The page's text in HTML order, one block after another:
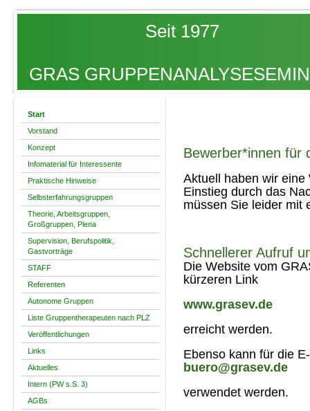
Seit 1977
GRAS
Start
Vorstand
Konzept
Infomaterial für Interessente
Praktische Hinweise
Selbsterfahrungsgruppen
Theorie, Arbeitsgruppen,
Großgruppen, Plena
Supervision, Berufspolitik,
Gastvorträge
STAFF
Referenten
Autonome Gruppen
Liste Gruppentherapeuten nach PLZ
Veröffentlichungen
Links
Aktuelles
Intern (PW s.S. 3)
AGBs
Bewerber*innen für
Aktuell haben wir
Einstieg durch das
müssen Sie leider mit
Schnellerer Aufruf
Die Website vom
kürzeren Link
www.grasev.de
erreicht werden.
Ebenso kann für die
buero@grasev.de
verwendet werden.